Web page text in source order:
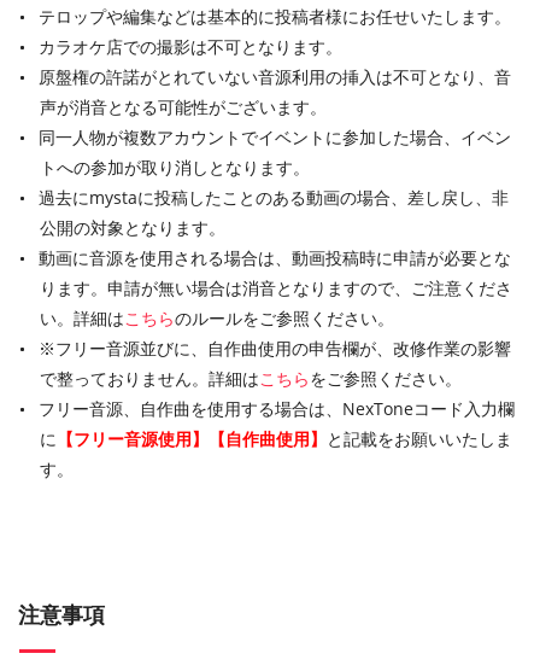
テロップや編集などは基本的に投稿者様にお任せいたします。
カラオケ店での撮影は不可となります。
原盤権の許諾がとれていない音源利用の挿入は不可となり、音
声が消音となる可能性がございます。
同一人物が複数アカウントでイベントに参加した場合、イベン
トへの参加が取り消しとなります。
過去にmystaに投稿したことのある動画の場合、差し戻し、非
公開の対象となります。
動画に音源を使用される場合は、動画投稿時に申請が必要とな
ります。申請が無い場合は消音となりますので、ご注意くださ
い。詳細はこちらのルールをご参照ください。
※フリー音源並びに、自作曲使用の申告欄が、改修作業の影響
で整っておりません。詳細はこちらをご参照ください。
フリー音源、自作曲を使用する場合は、NexToneコード入力欄
に 【フリー音源使用】【自作曲使用】
と記載をお願いいたしま
す。
注意事項